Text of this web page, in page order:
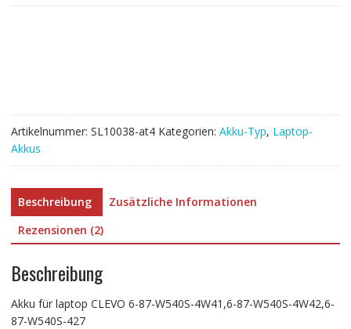
87-
W540S-
4W42,6-
87-
W540S-
427
Artikelnummer: SL10038-at4 Kategorien: Akku-Typ, Laptop-
Akkus
Beschreibung
Zusätzliche Informationen
Rezensionen (2)
Beschreibung
Akku für laptop CLEVO 6-87-W540S-4W41,6-87-W540S-4W42,6-
87-W540S-427